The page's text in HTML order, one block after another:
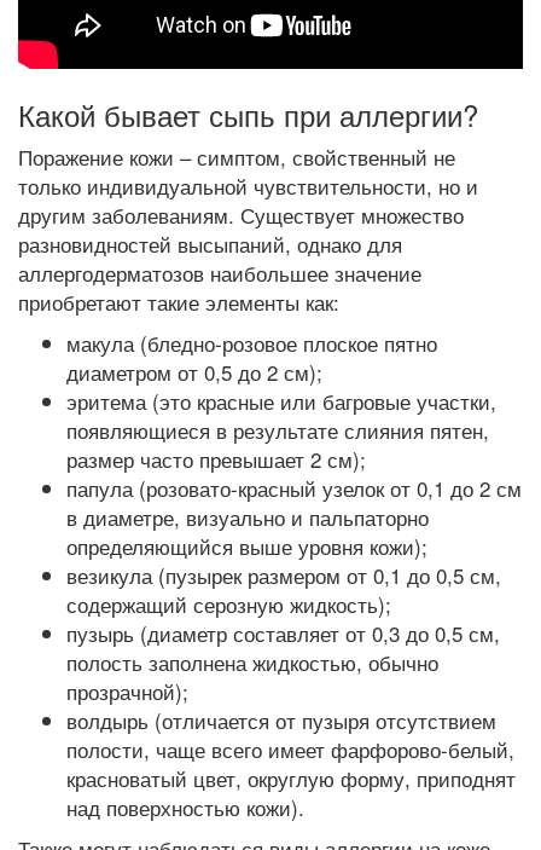
Какой бывает сыпь при аллергии?
Поражение кожи – симптом, свойственный не
только индивидуальной чувствительности, но и
другим заболеваниям. Существует множество
разновидностей высыпаний, однако для
аллергодерматозов наибольшее значение
приобретают такие элементы как:
макула (бледно-розовое плоское пятно
диаметром от 0,5 до 2 см);
эритема (это красные или багровые участки,
появляющиеся в результате слияния пятен,
размер часто превышает 2 см);
папула (розовато-красный узелок от 0,1 до 2 см
в диаметре, визуально и пальпаторно
определяющийся выше уровня кожи);
везикула (пузырек размером от 0,1 до 0,5 см,
содержащий серозную жидкость);
пузырь (диаметр составляет от 0,3 до 0,5 см,
полость заполнена жидкостью, обычно
прозрачной);
волдырь (отличается от пузыря отсутствием
полости, чаще всего имеет фарфорово-белый,
красноватый цвет, округлую форму, приподнят
над поверхностью кожи).